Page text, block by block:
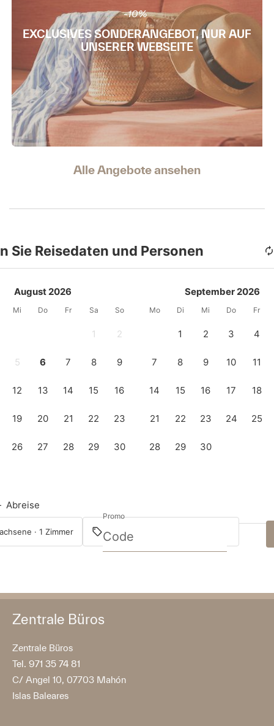
EXCLUSIVES SONDERANGEBOT, NUR AUF
UNSERER WEBSEITE
-10%
Alle Angebote ansehen
Sie Reisedaten und Personen
August 2026
Mi Do Fr Sa So
1 2
5 6 7 8 9
12 13 14 15 16
19 20 21 22 23
26 27 28 29 30
September 2026
Mo Di Mi Do Fr
1 2 3 4
7 8 9 10 11
14 15 16 17 18
21 22 23 24 25
28 29 30
Abreise
· 1 Zimmer
Promo
Zentrale Büros
Zentrale Büros
Tel. 971 35 74 81
C/ Angel 10, 07703 Mahón
Islas Baleares